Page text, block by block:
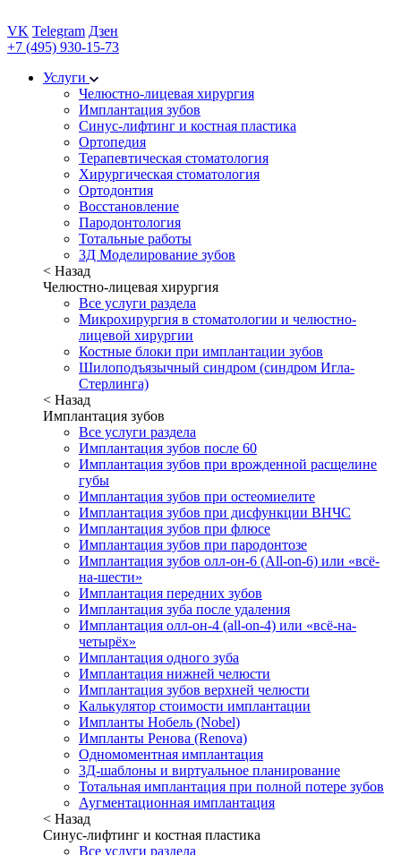
VK Telegram Дзен
+7 (495) 930-15-73
Услуги
Челюстно-лицевая хирургия
Имплантация зубов
Синус-лифтинг и костная пластика
Ортопедия
Терапевтическая стоматология
Хирургическая стоматология
Ортодонтия
Восстановление
Пародонтология
Тотальные работы
3Д Моделирование зубов
< Назад
Челюстно-лицевая хирургия
Все услуги раздела
Микрохирургия в стоматологии и челюстно-
лицевой хирургии
Костные блоки при имплантации зубов
Шилоподъязычный синдром (синдром Игла-
Стерлинга)
< Назад
Имплантация зубов
Все услуги раздела
Имплантация зубов после 60
Имплантация зубов при врожденной расщелине
губы
Имплантация зубов при остеомиелите
Имплантация зубов при дисфункции ВНЧС
Имплантация зубов при флюсе
Имплантация зубов при пародонтозе
Имплантация зубов олл-он-6 (All-on-6) или «всё-
на-шести»
Имплантация передних зубов
Имплантация зуба после удаления
Имплантация олл-он-4 (all-on-4) или «всё-на-
четырёх»
Имплантация одного зуба
Имплантация нижней челюсти
Имплантация зубов верхней челюсти
Калькулятор стоимости имплантации
Импланты Нобель (Nobel)
Импланты Ренова (Renova)
Одномоментная имплантация
3Д-шаблоны и виртуальное планирование
Тотальная имплантация при полной потере зубов
Аугментационная имплантация
< Назад
Синус-лифтинг и костная пластика
Все услуги раздела